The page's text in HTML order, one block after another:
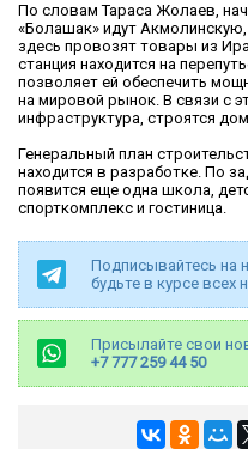
По словам Тараса Жолаев,
«Болашак» идут
здесь провозят товары из
станция находится на
позволяет ей обеспечить
на мировой рынок. В связи с
инфраструктура, строятся
Генеральный план
находится в разработке. По
появится еще одна школа,
спорткомплекс и гостиница.
Подписывайтесь на
будьте в курсе всех
Присылайте свои
+7 777 259 44 50